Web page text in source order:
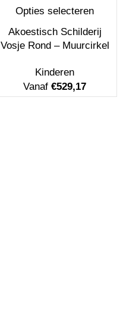
Opties selecteren
Akoestisch Schilderij
Vosje Rond – Muurcirkel
Kinderen
Vanaf€529,17